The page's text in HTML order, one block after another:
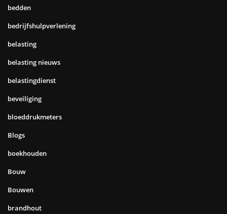
bedden
bedrijfshulpverlening
belasting
belasting nieuws
belastingdienst
beveiliging
bloeddrukmeters
Blogs
boekhouden
Bouw
Bouwen
brandhout